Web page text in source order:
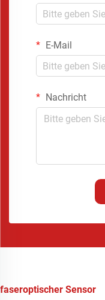
E-Mail
Nachricht
faseroptischer Sensor